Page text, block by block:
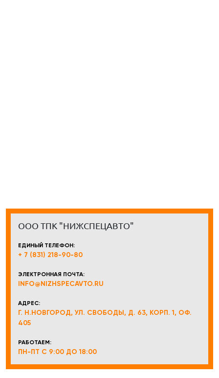
ООО ТПК "НИЖСПЕЦАВТО"
ЕДИНЫЙ ТЕЛЕФОН:
+ 7 (831) 218-90-80
ЭЛЕКТРОННАЯ ПОЧТА:
INFO@NIZHSPECAVTO.RU
АДРЕС:
Г. Н.НОВГОРОД, УЛ. СВОБОДЫ, Д. 63, КОРП. 1, ОФ.
405
РАБОТАЕМ:
ПН-ПТ С 9:00 ДО 18:00